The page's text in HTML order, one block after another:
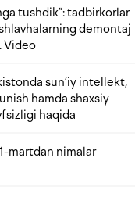
tushdik”: tadbirkorlar
demontaj
Video
sun’iy intellekt,
hamda shaxsiy
haqida
martdan nimalar